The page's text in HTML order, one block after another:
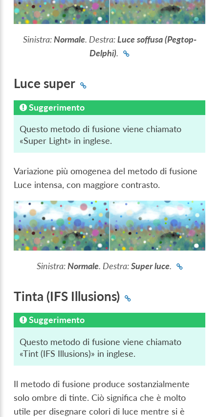
Sinistra: Normale. Destra: Luce soffusa (Pegtop-
Delphi).
Luce super
Suggerimento
Questo metodo di fusione viene chiamato
«Super Light» in inglese.
Variazione più omogenea del metodo di fusione
Luce intensa, con maggiore contrasto.
Sinistra: Normale. Destra:Super luce.
Tinta (IFS Illusions)
Suggerimento
Questo metodo di fusione viene chiamato
«Tint (IFS Illusions)» in inglese.
Il metodo di fusione produce sostanzialmente
solo ombre di tinte. Ciò significa che è molto
utile per disegnare colori di luce mentre si è